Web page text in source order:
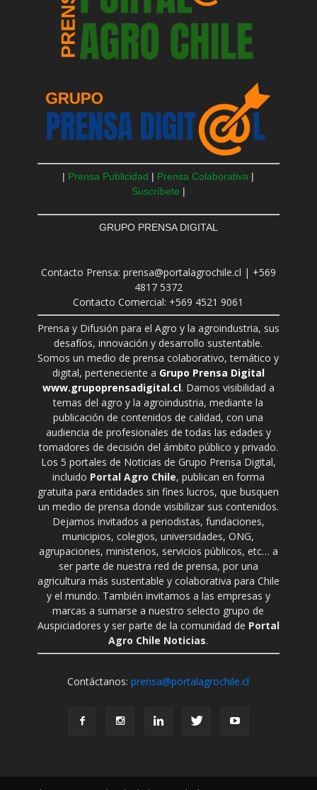
| Prensa Publicidad | Prensa Colaborativa |
Suscríbete |
GRUPO PRENSA DIGITAL
Contacto Prensa: prensa@portalagrochile.cl | +569
4817 5372
Contacto Comercial: +569 4521 9061
Prensa y Difusión para el Agro y la agroindustria, sus
desafíos, innovación y desarrollo sustentable.
Somos un medio de prensa colaborativo, temático y
digital, perteneciente a Grupo Prensa Digital
www.grupoprensadigital.cl. Damos visibilidad a
temas del agro y la agroindustria, mediante la
publicación de contenidos de calidad, con una
audiencia de profesionales de todas las edades y
tomadores de decisión del ámbito público y privado.
Los 5 portales de Noticias de Grupo Prensa Digital,
incluido Portal Agro Chile, publican en forma
gratuita para entidades sin fines lucros, que busquen
un medio de prensa donde visibilizar sus contenidos.
Dejamos invitados a periodistas, fundaciones,
municipios, colegios, universidades, ONG,
agrupaciones, ministerios, servicios públicos, etc… a
ser parte de nuestra red de prensa, por una
agricultura más sustentable y colaborativa para Chile
y el mundo. También invitamos a las empresas y
marcas a sumarse a nuestro selecto grupo de
Auspiciadores y ser parte de la comunidad de Portal
Agro Chile Noticias.
Contáctanos:prensa@portalagrochile.cl